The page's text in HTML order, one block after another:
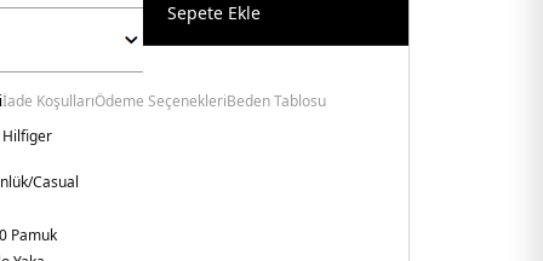
Sepete Ekle
İade KoşullarıÖdeme SeçenekleriBeden Tablosu
Hilfiger
Casual
Pamuk